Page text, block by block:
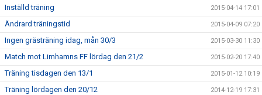
Inställd träning 2015-04-14 17:01
Ändrard träningstid 2015-04-09 07:20
Ingen grästräning idag, mån 30/3 2015-03-30 11:30
Match mot Limhamns FF lördag den 21/2 2015-02-20 17:40
Träning tisdagen den 13/1 2015-01-12 10:19
Träning lördagen den 20/12 2014-12-19 17:31